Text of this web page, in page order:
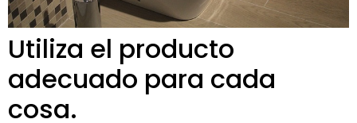
Utiliza el producto
adecuado para cada
cosa.